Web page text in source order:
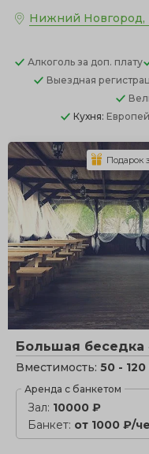
Нижний Новгород,
Алкоголь за доп. плату
Выездная
Кухня:
Большая беседка
Вместимость: 50 -
Аренда с банкетом
Зал: 10000 ₽
Банкет: от 1000 ₽/
Подарок